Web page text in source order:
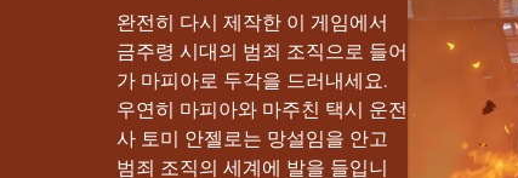
완전히 다시 제작한 이 게임에서
금주령 시대의 범죄 조직으로 들어
가 마피아로 두각을 드러내세요.
우연히 마피아와 마주친 택시 운전
사 토미 안젤로는 망설임을 안고
범죄 조직의 세계에 발을 들입니